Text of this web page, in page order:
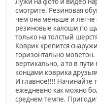
смотрите. Резиновая
чем она меньше и
резиновые калоши по
только на толстый
Коврик крепится
горизонтально моветон.
вертикально, а то в
концами коврика
И главное!!!! Начинайте
ежедневно как можно
среднем темпе.